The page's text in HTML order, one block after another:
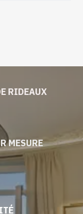
RIDEAUX
MESURE